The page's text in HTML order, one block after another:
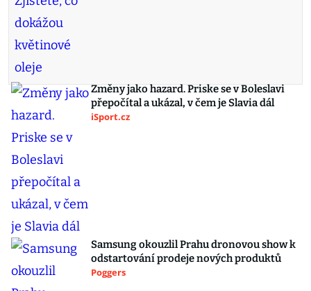
Změny jako hazard. Priske se v Boleslavi
přepočítal a ukázal, v čem je Slavia dál
iSport.cz
Samsung okouzlil Prahu dronovou show k
odstartování prodeje nových produktů
Poggers